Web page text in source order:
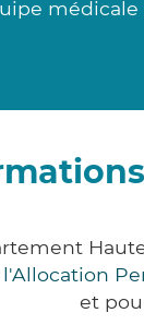
médicale
l'Allocation
et